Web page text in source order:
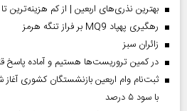
بهترین نذری‌های اربعین | از کم هزینه‌ترین
رهگیری پهپاد MQ9 بر فراز تنگه هرمز
‌زائران سبز
در کمین تروریست‌ها هستیم و آماده پاسخ
با سود ۵ درصد